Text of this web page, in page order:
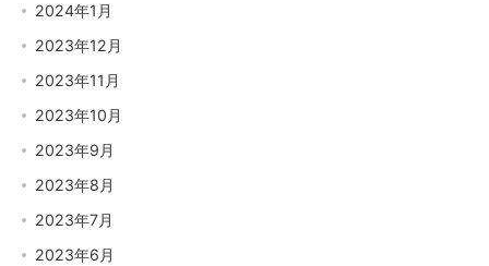
2024年1月
2023年12月
2023年11月
2023年10月
2023年9月
2023年8月
2023年7月
2023年6月